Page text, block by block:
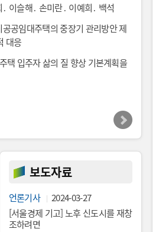
이슬해․ 손미란․ 이예희․ 백석
공임대주택의 중장기 관리방안 제
대응
택 입주자 삶의 질 향상 기본계획을
보도자료
언론기사
2024-03-27
[서울경제 기고] 노후 신도시를 재창
조하려면
던진 오래된 질문
더니, 공사가 더 어려워졌다
꾸면, 답이 보인다
에 올려보았다
빨리, 더 경제적으로 - 그리고 더 안전